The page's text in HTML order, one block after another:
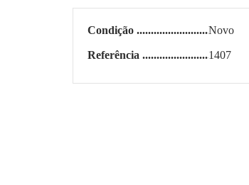
Condição Novo
Referência 1407